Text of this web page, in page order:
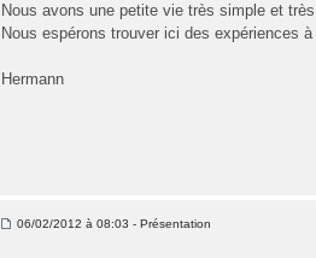
Nous avons une petite vie très simple et
Nous espérons trouver ici des expériences
Hermann
06/02/2012 à 08:03 - Présentation